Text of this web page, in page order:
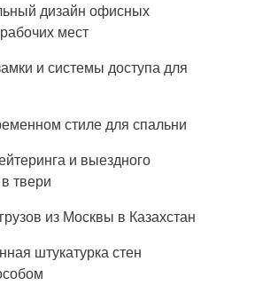
дизайн офисных
мест
и системы доступа для
стиле для спальни
и выездного
твери
из Москвы в Казахстан
штукатурка стен